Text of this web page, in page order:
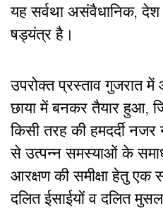
यह सर्वथा असंवैधानिक,
षड्यंत्र है।
उपरोक्त प्रस्ताव गुजरात में
छाया में बनकर तैयार हुआ,
किसी तरह की हमदर्दी
से उत्पन्न समस्याओं के
आरक्षण की समीक्षा हेतु एक
दलित ईसाईयों व दलित